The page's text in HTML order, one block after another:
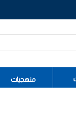
منهجيات